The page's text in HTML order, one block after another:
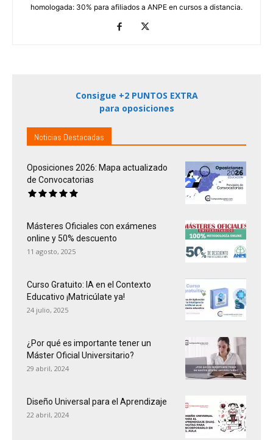
homologada: 30% para afiliados a ANPE en cursos a distancia.
Consigue +2 PUNTOS EXTRA
para oposiciones
Noticias Destacadas
Oposiciones 2026: Mapa actualizado
de Convocatorias
Másteres Oficiales con exámenes
online y 50% descuento
11 agosto, 2025
Curso Gratuito: IA en el Contexto
Educativo ¡Matricúlate ya!
24 julio, 2025
¿Por qué es importante tener un
Máster Oficial Universitario?
29 abril, 2024
Diseño Universal para el Aprendizaje
22 abril, 2024